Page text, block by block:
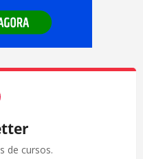
de cursos.